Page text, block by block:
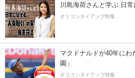
川島海荷さんと学ぶ 日
オリコンタイアップ特集
マクドナルドが40年に
園」
オリコンタイアップ特集